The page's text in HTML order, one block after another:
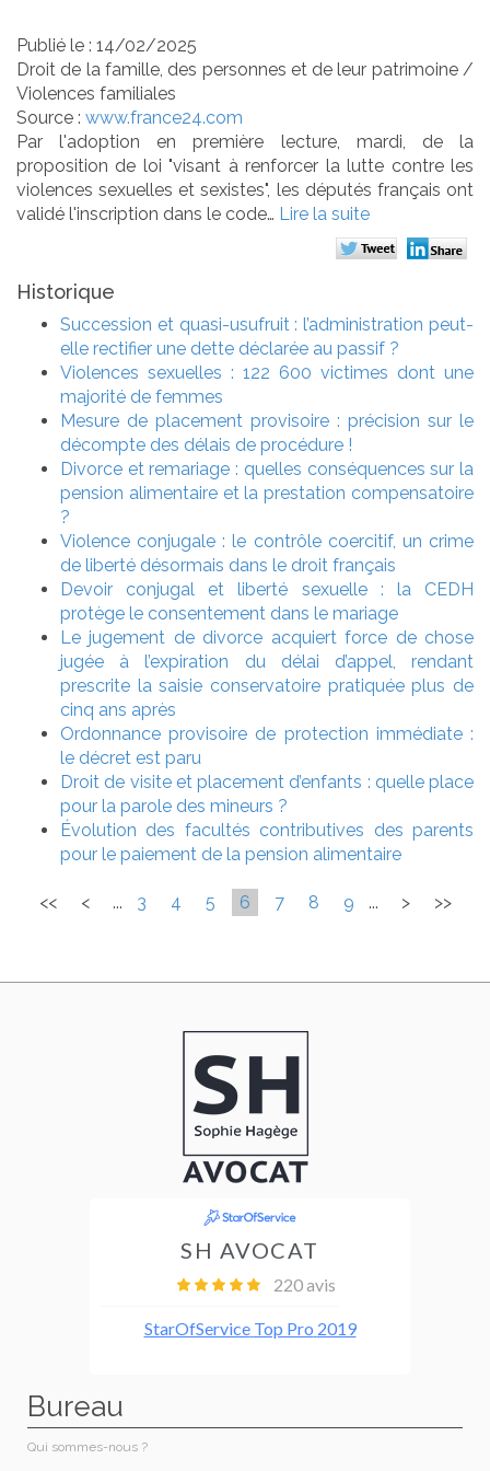
Publié le : 14/02/2025
Droit de la famille, des personnes et de leur patrimoine/
Violences familiales
Source : www.france24.com
Par l'adoption en première lecture, mardi, de la
proposition de loi "visant à renforcer la lutte contre les
violences sexuelles et sexistes", les députés français ont
validé l'inscription dans le code… Lire la suite
Historique
Succession et quasi-usufruit : l’administration peut-
elle rectifier une dette déclarée au passif ?
Violences sexuelles : 122 600 victimes dont une
majorité de femmes
Mesure de placement provisoire : précision sur le
décompte des délais de procédure !
Divorce et remariage : quelles conséquences sur la
pension alimentaire et la prestation compensatoire
?
Violence conjugale : le contrôle coercitif, un crime
de liberté désormais dans le droit français
Devoir conjugal et liberté sexuelle : la CEDH
protège le consentement dans le mariage
Le jugement de divorce acquiert force de chose
jugée à l’expiration du délai d’appel, rendant
prescrite la saisie conservatoire pratiquée plus de
cinq ans après
Ordonnance provisoire de protection immédiate :
le décret est paru
Droit de visite et placement d’enfants : quelle place
pour la parole des mineurs ?
Évolution des facultés contributives des parents
pour le paiement de la pension alimentaire
<< < ... 3 4 5 6 7 8 9 ... > >>
Bureau
Qui sommes-nous ?​